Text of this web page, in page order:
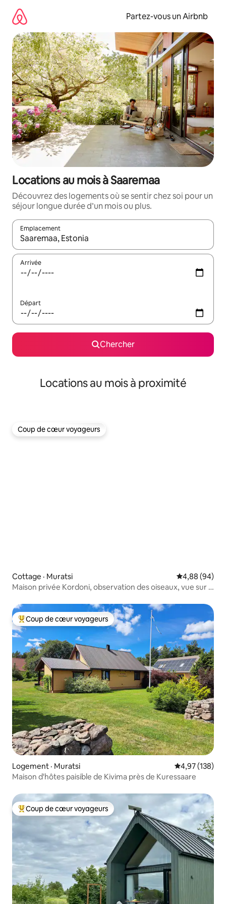
directement
contenu
Partez-vous un Airbnb
Locations au mois à Saaremaa
Découvrez des logements où se sentir chez soi pour un
séjour longue durée d’un mois ou plus.
Emplacement
Quand les résultats sont affichés, parcourez-les en utilisant
Arrivée
Départ
Chercher
Locations au mois à proximité
Coup de cœur voyageurs
Coup de cœur voyageurs
Cottage · Muratsi Note
4,88 (94)
Maison privée Kordoni, observation des oiseaux, vue sur la
Coup de cœur voyageurs parmi les plus aimés
Coup de cœur voyageurs
Logement · Muratsi Note
4,97 (138)
Maison d'hôtes paisible de Kivima près de Kuressaare
Coup de cœur voyageurs parmi les plus aimés
Coup de cœur voyageurs